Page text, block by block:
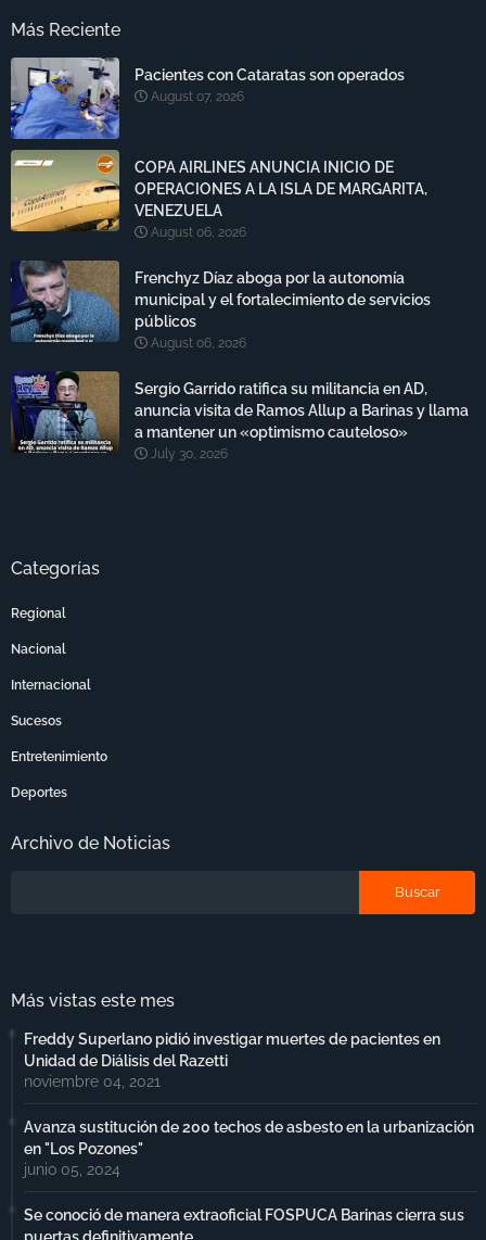
Más Reciente
Pacientes con Cataratas son operados
August 07, 2026
COPA AIRLINES ANUNCIA INICIO DE
OPERACIONES A LA ISLA DE MARGARITA,
VENEZUELA
August 06, 2026
Frenchyz Díaz aboga por la autonomía
municipal y el fortalecimiento de servicios
públicos
August 06, 2026
Sergio Garrido ratifica su militancia en AD,
anuncia visita de Ramos Allup a Barinas y llama
a mantener un «optimismo cauteloso»
July 30, 2026
Categorías
Regional
Nacional
Internacional
Sucesos
Entretenimiento
Deportes
Archivo de Noticias
Más vistas este mes
Freddy Superlano pidió investigar muertes de pacientes en
Unidad de Diálisis del Razetti
noviembre 04, 2021
Avanza sustitución de 200 techos de asbesto en la urbanización
en "Los Pozones"
junio 05, 2024
Se conoció de manera extraoficial FOSPUCA Barinas cierra sus